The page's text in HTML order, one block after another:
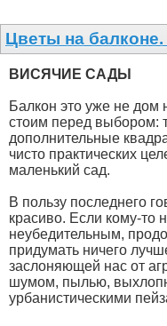
Цветы на
ВИСЯЧИЕ САДЫ
Балкон это уже не
стоим перед выбором:
дополнительные
чисто практических
маленький сад.
В пользу последнего
красиво. Если кому-то
неубедительным,
придумать ничего
заслоняющей нас от
шумом, пылью,
урбанистическими